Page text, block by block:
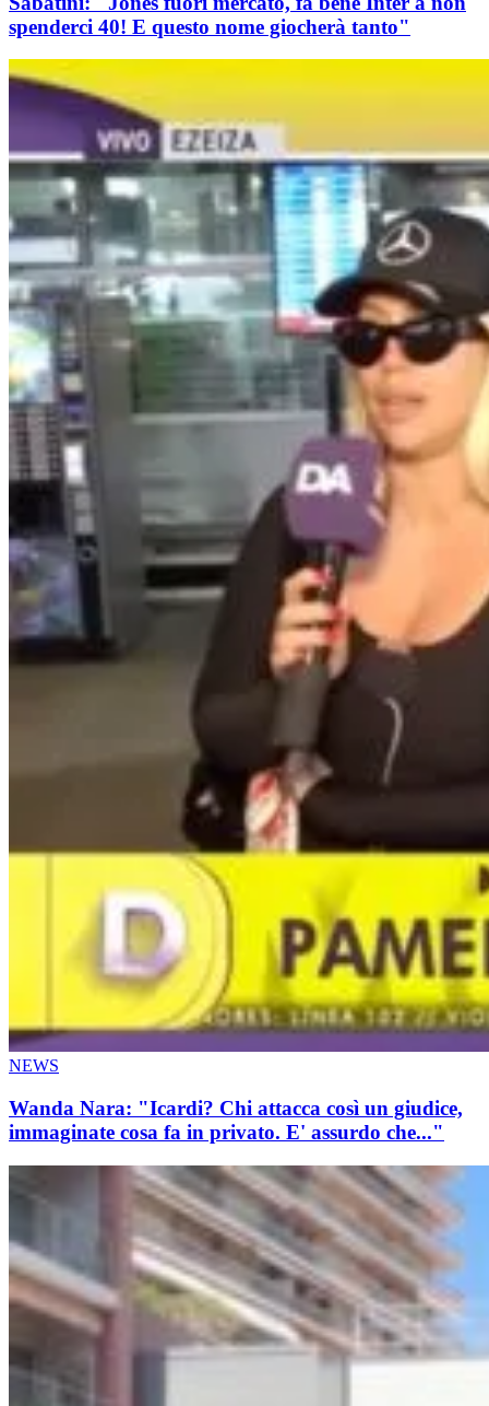
spenderci 40! E questo nome giocherà tanto"
NEWS
Wanda Nara: "Icardi? Chi attacca così un giudice,
immaginate cosa fa in privato. E' assurdo che..."